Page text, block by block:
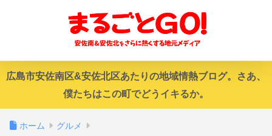
広島市安佐南区&安佐北区あたりの地域情熱ブログ。さあ、
僕たちはこの町でどうイキるか。
ホーム グルメ